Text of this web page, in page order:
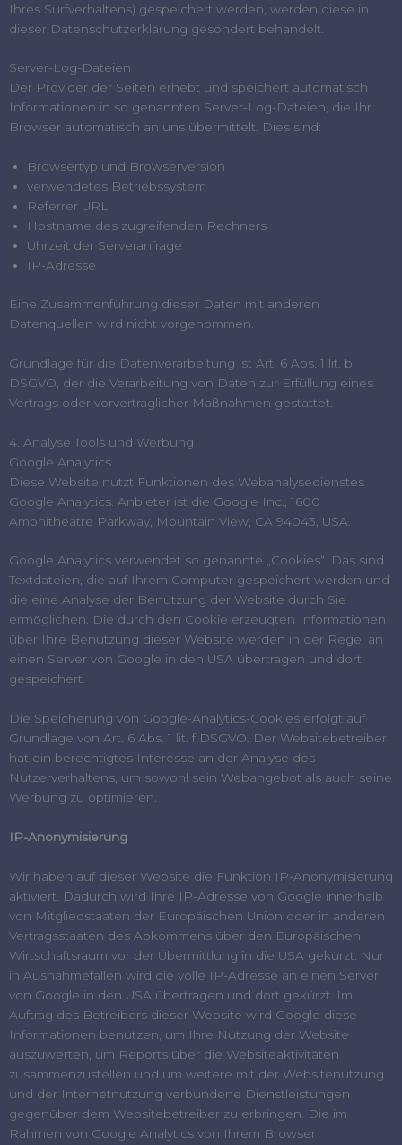
Ihres Surfverhaltens) gespeichert werden, werden diese in
dieser Datenschutzerklärung gesondert behandelt.
Server-Log-Dateien
Der Provider der Seiten erhebt und speichert automatisch
Informationen in so genannten Server-Log-Dateien, die Ihr
Browser automatisch an uns übermittelt. Dies sind:
Browsertyp und Browserversion
verwendetes Betriebssystem
Referrer URL
Hostname des zugreifenden Rechners
Uhrzeit der Serveranfrage
IP-Adresse
Eine Zusammenführung dieser Daten mit anderen
Datenquellen wird nicht vorgenommen.
Grundlage für die Datenverarbeitung ist Art. 6 Abs. 1 lit. b
DSGVO, der die Verarbeitung von Daten zur Erfüllung eines
Vertrags oder vorvertraglicher Maßnahmen gestattet.
4. Analyse Tools und Werbung
Google Analytics
Diese Website nutzt Funktionen des Webanalysedienstes
Google Analytics. Anbieter ist die Google Inc., 1600
Amphitheatre Parkway, Mountain View, CA 94043, USA.
Google Analytics verwendet so genannte „Cookies“. Das sind
Textdateien, die auf Ihrem Computer gespeichert werden und
die eine Analyse der Benutzung der Website durch Sie
ermöglichen. Die durch den Cookie erzeugten Informationen
über Ihre Benutzung dieser Website werden in der Regel an
einen Server von Google in den USA übertragen und dort
gespeichert.
Die Speicherung von Google-Analytics-Cookies erfolgt auf
Grundlage von Art. 6 Abs. 1 lit. f DSGVO. Der Websitebetreiber
hat ein berechtigtes Interesse an der Analyse des
Nutzerverhaltens, um sowohl sein Webangebot als auch seine
Werbung zu optimieren.
IP-Anonymisierung
Wir haben auf dieser Website die Funktion IP-Anonymisierung
aktiviert. Dadurch wird Ihre IP-Adresse von Google innerhalb
von Mitgliedstaaten der Europäischen Union oder in anderen
Vertragsstaaten des Abkommens über den Europäischen
Wirtschaftsraum vor der Übermittlung in die USA gekürzt. Nur
in Ausnahmefällen wird die volle IP-Adresse an einen Server
von Google in den USA übertragen und dort gekürzt. Im
Auftrag des Betreibers dieser Website wird Google diese
Informationen benutzen, um Ihre Nutzung der Website
auszuwerten, um Reports über die Websiteaktivitäten
zusammenzustellen und um weitere mit der Websitenutzung
und der Internetnutzung verbundene Dienstleistungen
gegenüber dem Websitebetreiber zu erbringen. Die im
Rahmen von Google Analytics von Ihrem Browser